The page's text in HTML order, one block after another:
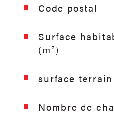
Caractéristiques Valeurs
Code postal
Surface
(m²)
surface terrain
Nombre de